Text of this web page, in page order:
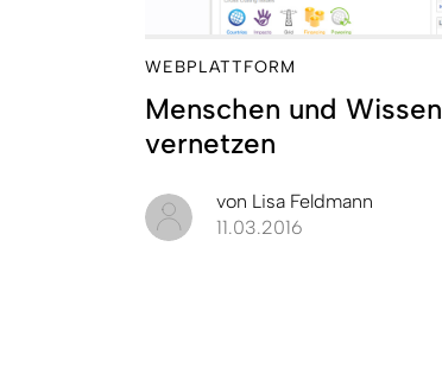
WEBPLATTFORM
Menschen und Wissen
vernetzen
von Lisa Feldmann
11.03.2016